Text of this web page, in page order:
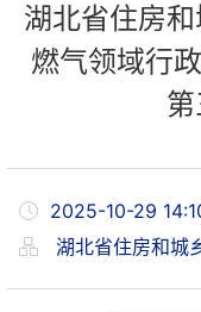
湖北省住房
燃气领域行
2025-10-29
湖北省住房和城